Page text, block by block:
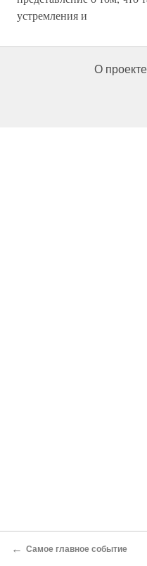
устремления и
О проекте
← Самое главное событие